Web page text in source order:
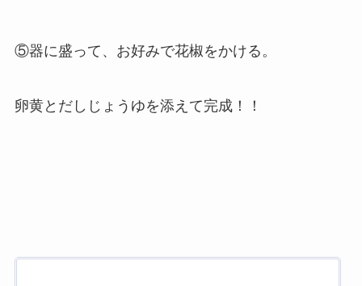
⑤器に盛って、お好みで花椒をかける。
卵黄とだしじょうゆを添えて完成！！